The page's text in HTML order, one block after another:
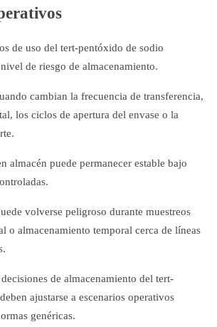
de uso del tert-pentóxido de sodio
de riesgo de almacenamiento.
cambian la frecuencia de transferencia,
los ciclos de apertura del envase o la
almacén puede permanecer estable bajo
volverse peligroso durante muestreos
o almacenamiento temporal cerca de líneas
de almacenamiento del tert-
ajustarse a escenarios operativos
genéricas.